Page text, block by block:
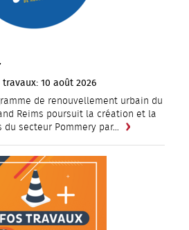
travaux: 10 août 2026
de renouvellement urbain du
Reims poursuit la création et la
secteur Pommery par…